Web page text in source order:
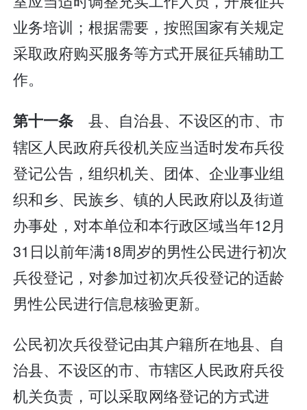
业务培训；根据需要，按照国家有关规定
采取政府购买服务等方式开展征兵辅助工
作。
第十一条 县、自治县、不设区的市、市
辖区人民政府兵役机关应当适时发布兵役
登记公告，组织机关、团体、企业事业组
织和乡、民族乡、镇的人民政府以及街道
办事处，对本单位和本行政区域当年12月
31日以前年满18周岁的男性公民进行初次
兵役登记，对参加过初次兵役登记的适龄
男性公民进行信息核验更新。
公民初次兵役登记由其户籍所在地县、自
治县、不设区的市、市辖区人民政府兵役
机关负责，可以采取网络登记的方式进